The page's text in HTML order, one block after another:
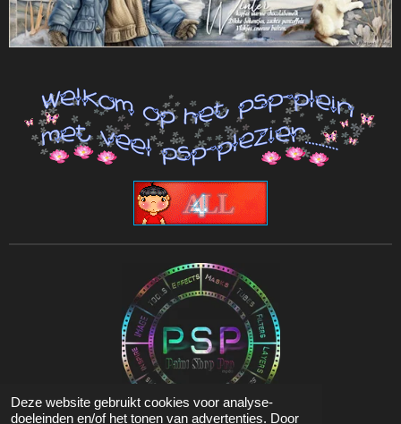
Deze website gebruikt cookies voor analyse-
doeleinden en/of het tonen van advertenties. Door